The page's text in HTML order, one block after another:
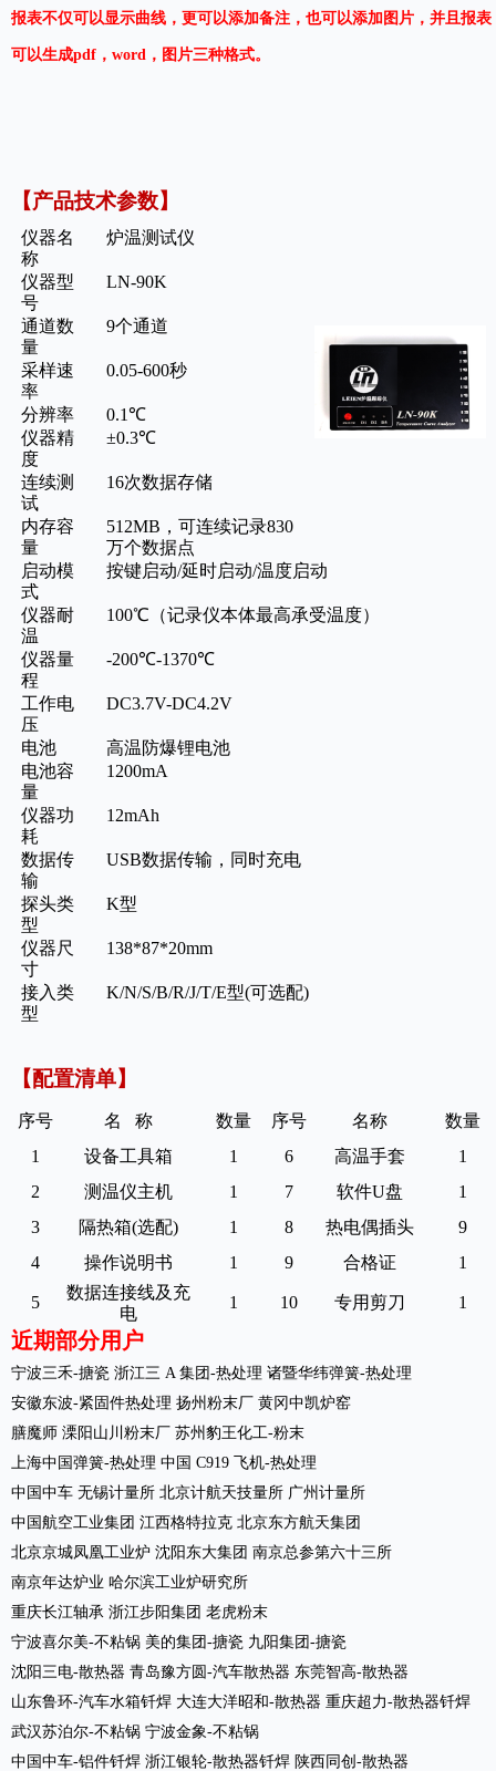
报表不仅可以显示曲线，更可以添加备注，也可以添加图片，并且报表
可以生成pdf，word，图片三种格式。
【产品技术参数】
仪器名
称
炉温测试仪
仪器型
号
LN-90K
通道数
量
9个通道
采样速
率
0.05-600秒
分辨率
0.1℃
仪器精
度
±0.3℃
连续测
试
16次数据存储
内存容
量
512MB ，可连续记录830
万个数据点
启动模
式
按键启动/延时启动/温度启动
仪器耐
温
100℃ （记录仪本体最高承受温度）
仪器量
程
-200℃-1370℃
工作电
压
DC3.7V-DC4.2V
电池
高温防爆锂电池
电池容
量
1200mA
仪器功
耗
12mAh
数据传
输
USB数据传输 ，同时充电
探头类
型
K型
仪器尺
寸
138*87*20mm
接入类
型
K/N/S/B/R/J/T/E型(可选配)
【配置清单】
序号 名 称 数量 序号 名称
数量
1
设备工具箱 1 6 高温手套
1
2
测温仪主机 1 7 软件U盘
1
3
隔热箱(选配) 1 8 热电偶插头
9
4
操作说明书 1 9 合格证 1
5
数据连接线及充
电
1 10 专用剪刀 1
近期部分用户
宁波三禾-搪瓷 浙江三 A 集团-热处理 诸暨华纬弹簧-热处理
安徽东波-紧固件热处理 扬州粉末厂 黄冈中凯炉窑
膳魔师 溧阳山川粉末厂 苏州豹王化工-粉末
上海中国弹簧-热处理 中国 C919 飞机-热处理
中国中车 无锡计量所 北京计航天技量所 广州计量所
中国航空工业集团 江西格特拉克 北京东方航天集团
北京京城凤凰工业炉 沈阳东大集团 南京总参第六十三所
南京年达炉业 哈尔滨工业炉研究所
重庆长江轴承 浙江步阳集团 老虎粉末
宁波喜尔美-不粘锅 美的集团-搪瓷 九阳集团-搪瓷
沈阳三电-散热器 青岛豫方圆-汽车散热器 东莞智高-散热器
山东鲁环-汽车水箱钎焊 大连大洋昭和-散热器 重庆超力-散热器钎焊
武汉苏泊尔-不粘锅 宁波金象-不粘锅
中国中车-铝件钎焊 浙江银轮-散热器钎焊 陕西同创-散热器